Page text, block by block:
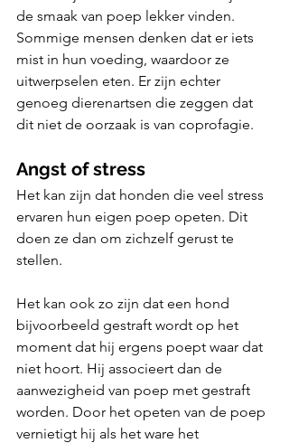
de smaak van poep lekker vinden.
Sommige mensen denken dat er iets
mist in hun voeding, waardoor ze
uitwerpselen eten. Er zijn echter
genoeg dierenartsen die zeggen dat
dit niet de oorzaak is van coprofagie.
Angst of stress
Het kan zijn dat honden die veel stress
ervaren hun eigen poep opeten. Dit
doen ze dan om zichzelf gerust te
stellen.
Het kan ook zo zijn dat een hond
bijvoorbeeld gestraft wordt op het
moment dat hij ergens poept waar dat
niet hoort. Hij associeert dan de
aanwezigheid van poep met gestraft
worden. Door het opeten van de poep
vernietigt hij als het ware het